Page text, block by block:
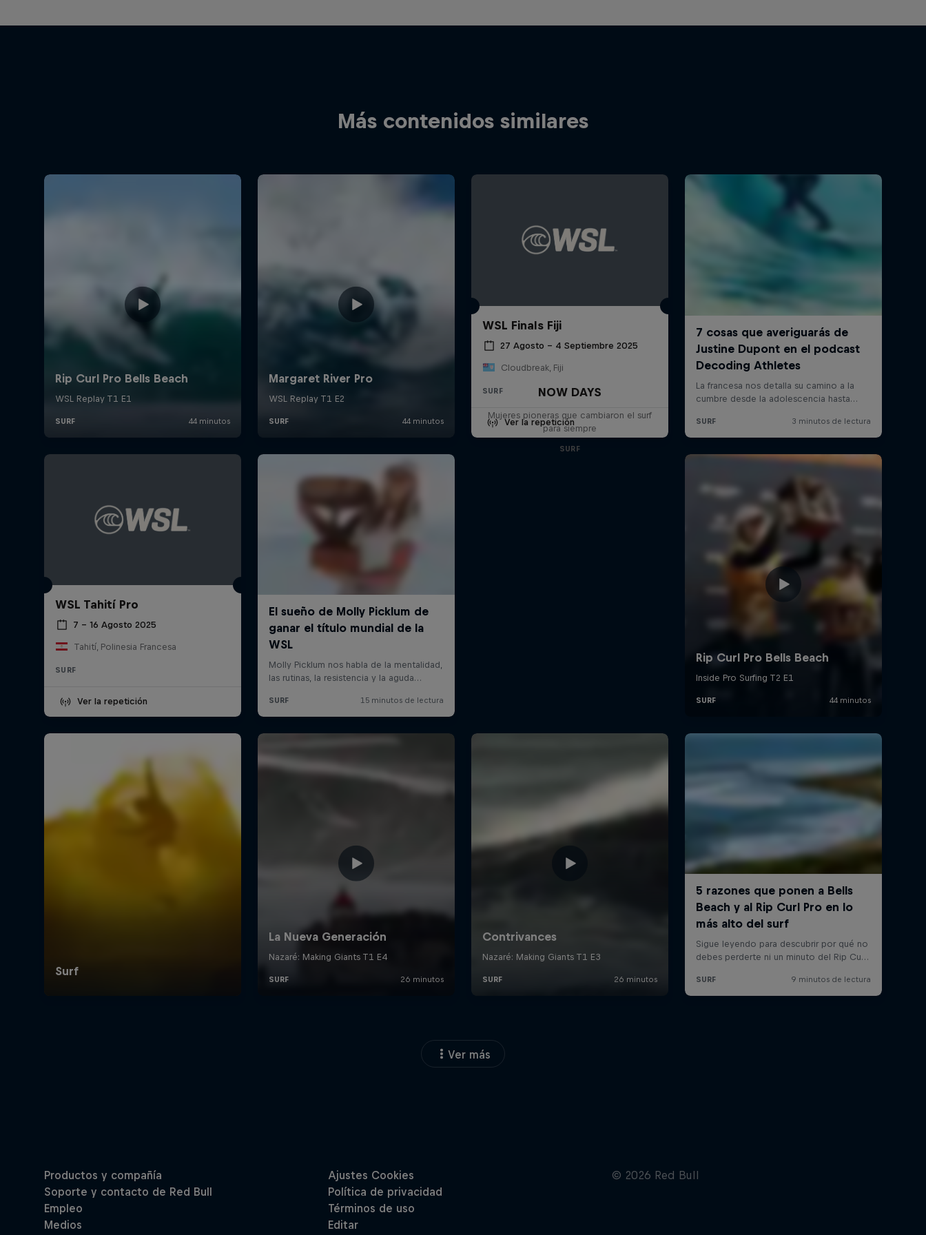
Más contenidos similares
WSL Finals Fiji
27 Agosto – 4 Septiembre 2025
Cloudbreak, Fiji
SURF
Ver la repetición
WSL Tahití Pro
7 – 16 Agosto 2025
Tahití, Polinesia Francesa
SURF
Ver la repetición
NOW DAYS
Mujeres pioneras que cambiaron el surf
para siempre
SURF
Ver más